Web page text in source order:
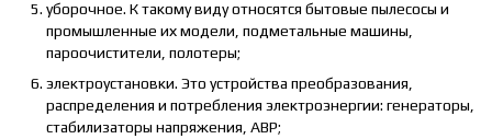
уборочное. К такому виду относятся бытовые пылесосы и
промышленные их модели, подметальные машины,
пароочистители, полотеры;
электроустановки. Это устройства преобразования,
распределения и потребления электроэнергии: генераторы,
стабилизаторы напряжения, АВР;